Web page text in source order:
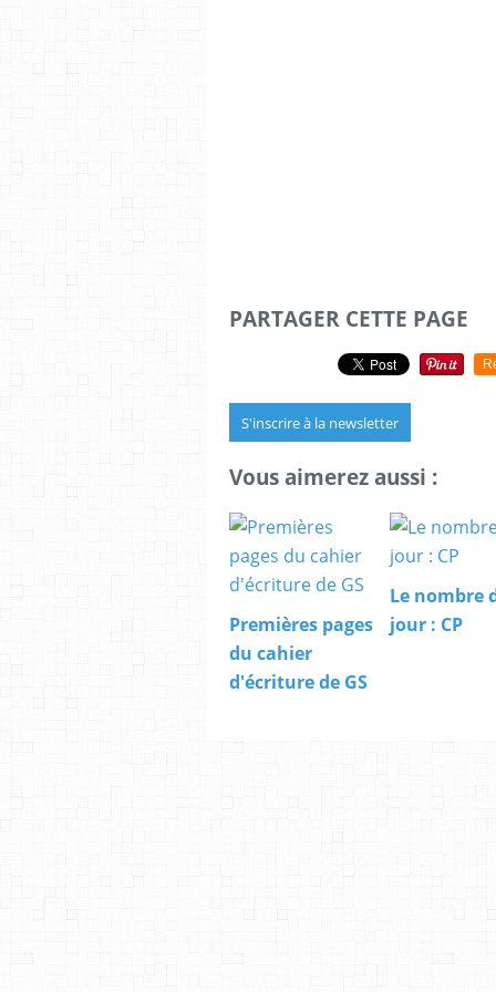
PARTAGER CETTE PAGE
S'inscrire à la newsletter
Vous aimerez aussi :
Premières pages
du cahier
d'écriture de GS
Le nombre
jour : CP